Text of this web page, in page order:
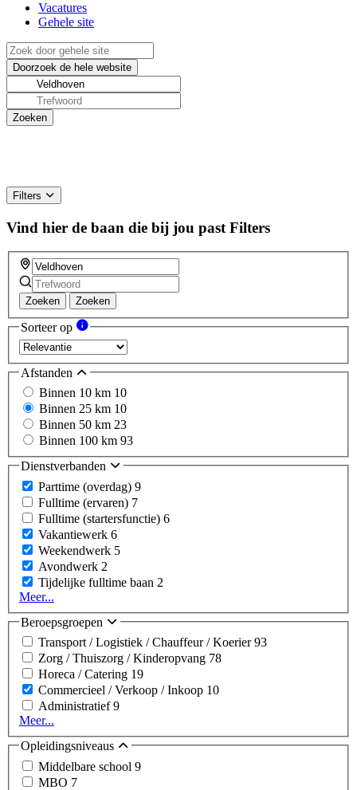
Vacatures
Gehele site
Filters
Vind hier de baan die bij jou past Filters
Zoeken Zoeken
Sorteer op
Afstanden
Binnen 10 km 10
Binnen 25 km 10
Binnen 50 km 23
Binnen 100 km 93
Dienstverbanden
Parttime (overdag) 9
Fulltime (ervaren) 7
Fulltime (startersfunctie) 6
Vakantiewerk 6
Weekendwerk 5
Avondwerk 2
Tijdelijke fulltime baan 2
Meer...
Beroepsgroepen
Transport / Logistiek / Chauffeur / Koerier93
Zorg / Thuiszorg / Kinderopvang 78
Horeca / Catering 19
Commercieel / Verkoop / Inkoop 10
Administratief9
Meer...
Opleidingsniveaus
Middelbare school 9
MBO 7